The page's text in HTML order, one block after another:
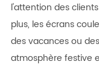
l'attention des
plus, les écrans
des vacances ou
atmosphère festive